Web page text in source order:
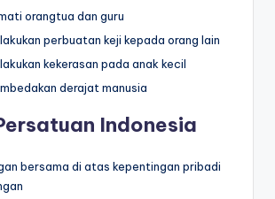
orangtua dan guru
perbuatan keji kepada orang lain
kekerasan pada anak kecil
derajat manusia
Indonesia
bersama di atas kepentingan pribadi